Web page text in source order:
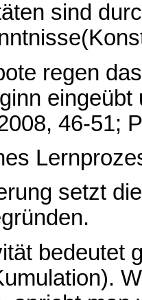
sind
regen
46-51;
setzt
bedeutet